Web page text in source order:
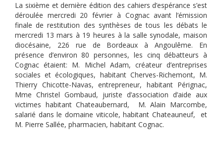
La sixième et dernière édition des cahiers d’espérance s’est
déroulée mercredi 20 février à Cognac avant l’émission
finale de restitution des synthèses de tous les débats le
mercredi 13 mars à 19 heures à la salle synodale, maison
diocésaine, 226 rue de Bordeaux à Angoulême. En
présence d’environ 80 personnes, les cinq débatteurs à
Cognac étaient: M. Michel Adam, créateur d’entreprises
sociales et écologiques, habitant Cherves-Richemont, M.
Thierry Chicotte-Navas, entrepreneur, habitant Pérignac,
Mme Christel Gombaud, juriste d’association d’aide aux
victimes habitant Chateaubernard, M. Alain Marcombe,
salarié dans le domaine viticole, habitant Chateauneuf, et
M. Pierre Sallée, pharmacien, habitant Cognac.